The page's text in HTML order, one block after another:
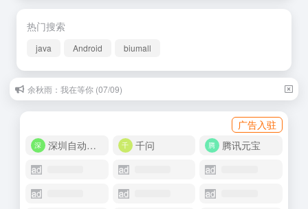
热门搜索
java Android biumall
余秋雨：我在等你 (07/09)
广告入驻
深圳自动化商城
千问 腾讯元宝